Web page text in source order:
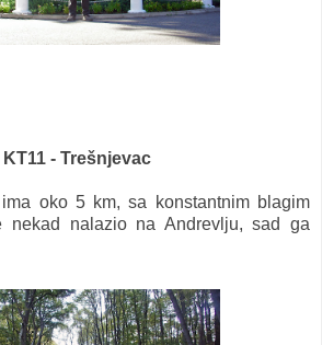
KT11 - Trešnjevac
oko 5 km, sa konstantnim blagim
nekad nalazio na Andrevlju, sad ga